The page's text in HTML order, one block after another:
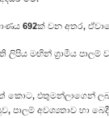
692ක් වන අතර,
ලිපිය මඟින් ග්‍රාමීය
එතුමන්ලාගෙන්
පාලම් අවශ්‍යතාව